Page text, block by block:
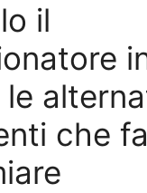
il
che